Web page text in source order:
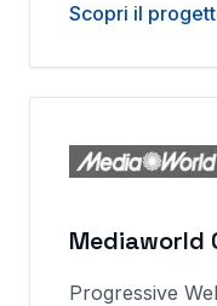
Scopri il
Mediaworld
Progressive